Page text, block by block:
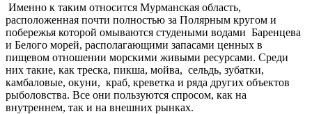
Именно к таким относится Мурманская область,
расположенная почти полностью за Полярным кругом и
побережья которой омываются студеными водами Баренцева
и Белого морей, располагающими запасами ценных в
пищевом отношении морскими живыми ресурсами. Среди
них такие, как треска, пикша, мойва, сельдь, зубатки,
камбаловые, окуни, краб, креветка и ряда других объектов
рыболовства. Все они пользуются спросом, как на
внутреннем, так и на внешних рынках.